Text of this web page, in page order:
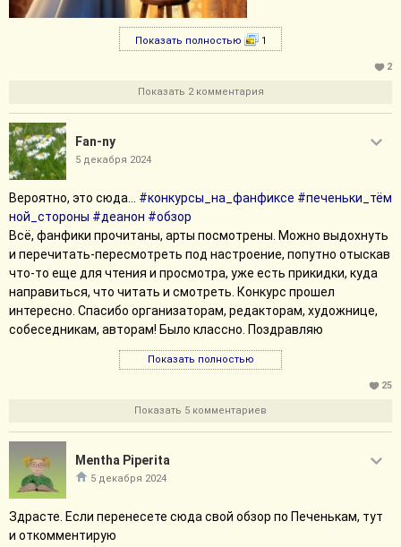
Показать полностью 1
2
Показать 2 комментария
Fan-ny
5 декабря 2024
Вероятно, это сюда... #конкурсы_на_фанфиксе #печеньки_тём
ной_стороны #деанон #обзор
Всё, фанфики прочитаны, арты посмотрены. Можно выдохнуть
и перечитать-пересмотреть под настроение, попутно отыскав
что-то еще для чтения и просмотра, уже есть прикидки, куда
направиться, что читать и смотреть. Конкурс прошел
интересно. Спасибо организаторам, редакторам, художнице,
собеседникам, авторам! Было классно. Поздравляю
должно было быть больше, но не успелось, в другой раз,
Правильная принцесса
Хотелось такой фанфик, давно хотелось эту вот историю по
фэндому «Шрека» написать. И расширить, и развернуть
поподробнее, но это уже в фике покрупнее. Было чрезвычайно
Показать полностью
25
Показать 5 комментариев
Mentha Piperita
5 декабря 2024
Здрасте. Если перенесете сюда свой обзор по Печенькам, тут
и откомментирую